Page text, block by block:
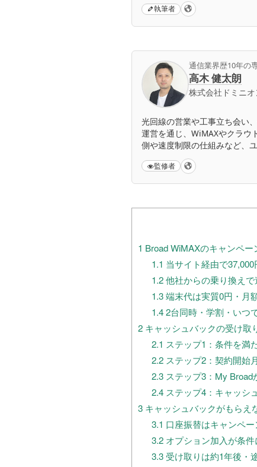
執筆者
通信業界歴10年の
高木 健太朗
株式会社ドミニオ
光回線の営業や工事立ち会い
運営を通じ、WiMAXやクラウ
側や速度制限の仕組みなど、
監修者
1 Broad WiMAXのキャンペー
1.1 当サイト経由で
1.2他社からの乗り換えで
1.3端末代は実質0円・月
1.42台同時・学割・いつ
2 キャッシュバックの受け取
2.1 ステップ1：条件を満
2.2ステップ2：契約開始
2.3ステップ3：My Broad
2.4ステップ4：キャッシ
3 キャッシュバックがもらえ
3.1 口座振替はキャンペ
3.2オプション加入が条件
3.3受け取りは約1年後・